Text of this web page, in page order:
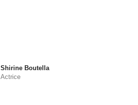
Shirine Boutella
Actrice